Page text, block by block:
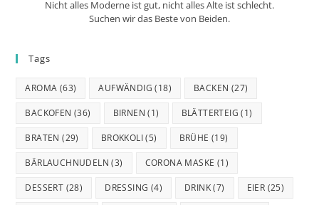
Nicht alles Moderne ist gut, nicht alles Alte ist schlecht.
Suchen wir das Beste von Beiden.
Tags
AROMA (63) AUFWÄNDIG (18) BACKEN (27)
BACKOFEN (36) BIRNEN (1) BLÄTTERTEIG (1)
BRATEN (29) BROKKOLI(5) BRÜHE (19)
BÄRLAUCHNUDELN (3) CORONA MASKE (1)
DESSERT (28) DRESSING (4) DRINK(7) EIER (25)